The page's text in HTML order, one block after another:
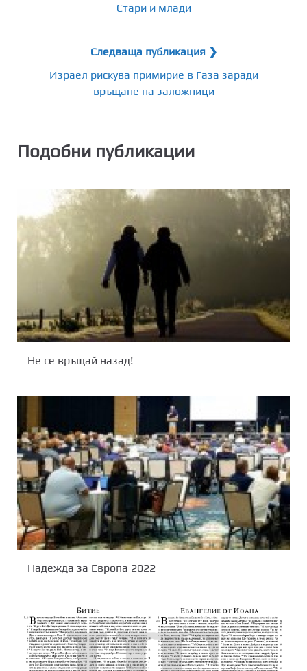
Стари и млади
Следваща публикация ❯
Израел рискува примирие в Газа заради
връщане на заложници
Подобни публикации
Не се връщай назад!
Надежда за Европа 2022